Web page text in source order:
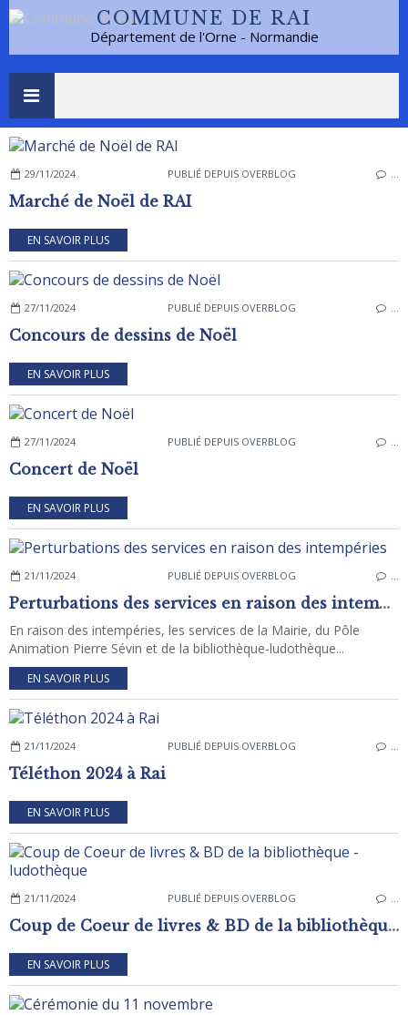
COMMUNE DE RAI
Département de l'Orne - Normandie
29/11/2024 PUBLIÉ DEPUIS OVERBLOG …
Marché de Noël de RAI
EN SAVOIR PLUS
27/11/2024 PUBLIÉ DEPUIS OVERBLOG …
Concours de dessins de Noël
EN SAVOIR PLUS
27/11/2024 PUBLIÉ DEPUIS OVERBLOG …
Concert de Noël
EN SAVOIR PLUS
21/11/2024 PUBLIÉ DEPUIS OVERBLOG …
Perturbations des services en raison des intempéries
En raison des intempéries, les services de la Mairie, du Pôle
Animation Pierre Sévin et de la bibliothèque-ludothèque...
EN SAVOIR PLUS
21/11/2024 PUBLIÉ DEPUIS OVERBLOG …
Téléthon 2024 à Rai
EN SAVOIR PLUS
21/11/2024 PUBLIÉ DEPUIS OVERBLOG …
Coup de Coeur de livres & BD de la bibliothèque - ludothèque
EN SAVOIR PLUS